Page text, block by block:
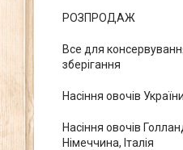
РОЗПРОДАЖ
Все для
зберігання
Насіння овочів України
Насіння овочів
Німеччина, Італія